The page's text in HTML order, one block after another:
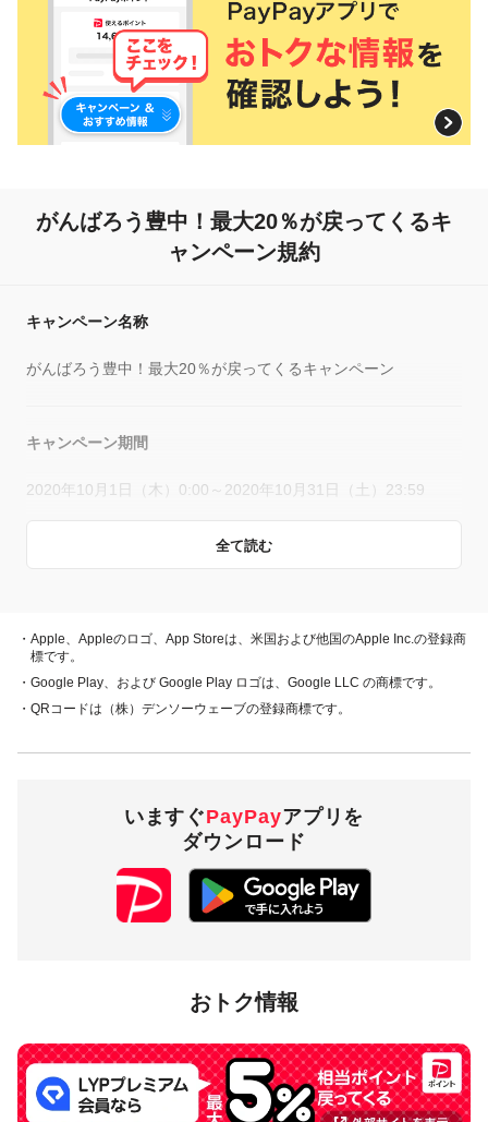
がんばろう豊中！ 最大20％が戻ってくるキ
ャンペーン規約
全て読む
キャンペーン名称
がんばろう豊中！最大20％が戻ってくるキャンペーン
キャンペーン期間
2020年10月1日（木）0:00～2020年10月31日（土）23:59
ド、PayPayあと払い（一括のみ）でお支払いをしていただい
た方に対し、下表のとおり後日PayPayボーナスを付与しま
付与上限
1,000円相当／回
10,000円相当／期間
大阪府豊中市のPayPay加盟店のうち
出がある店舗です。事前にアプリの「近くのお店」でもご確
対象の支払方法
・Apple、Appleのロゴ、App Storeは、米国および他国のApple Inc.の登録商
標です。
・Google Play、および Google Play ロゴは、Google LLC の商標です。
・QRコードは（株）デンソーウェーブの登録商標です。
いますぐPayPayアプリを
ダウンロード
おトク情報